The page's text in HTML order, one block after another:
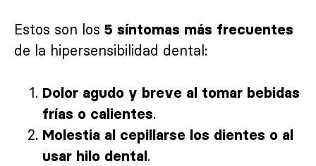
Estos son los 5 síntomas más frecuentes
de la hipersensibilidad dental:
Dolor agudo y breve al tomar bebidas
frías o calientes.
Molestia al cepillarse los dientes o al
usar hilo dental.